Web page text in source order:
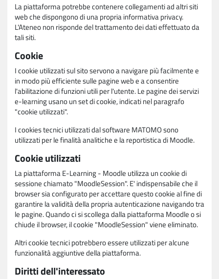
La piattaforma potrebbe contenere collegamenti ad altri siti
web che dispongono di una propria informativa privacy.
L'Ateneo non risponde del trattamento dei dati effettuato da
tali siti.
Cookie
I cookie utilizzati sul sito servono a navigare più facilmente e
in modo più efficiente sulle pagine web e a consentire
l'abilitazione di funzioni utili per l'utente. Le pagine dei servizi
e-learning usano un set di cookie, indicati nel paragrafo
"cookie utilizzati".
I cookies tecnici utilizzati dal software MATOMO sono
utilizzati per le finalità analitiche e la reportistica di Moodle.
Cookie utilizzati
La piattaforma E-Learning - Moodle utilizza un cookie di
sessione chiamato "MoodleSession". E' indispensabile che il
browser sia configurato per accettare questo cookie al fine di
garantire la validità della propria autenticazione navigando tra
le pagine. Quando ci si scollega dalla piattaforma Moodle o si
chiude il browser, il cookie "MoodleSession" viene eliminato.
Altri cookie tecnici potrebbero essere utilizzati per alcune
funzionalità aggiuntive della piattaforma.
Diritti dell'interessato